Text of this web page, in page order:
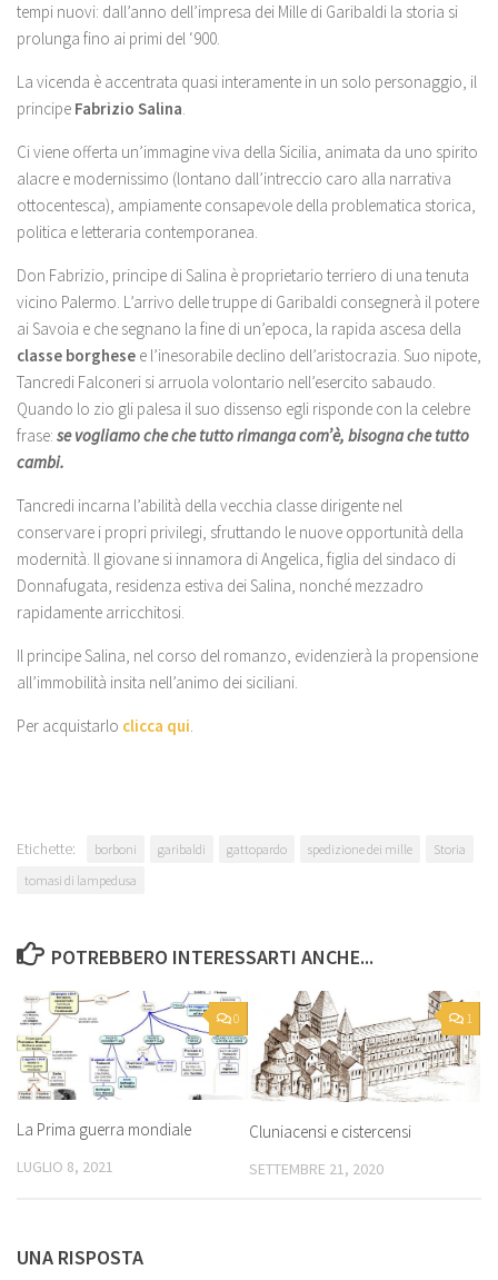
tempi nuovi: dall’anno dell’impresa dei Mille di Garibaldi la storia si
prolunga fino ai primi del ‘900.
La vicenda è accentrata quasi interamente in un solo personaggio, il
principe Fabrizio Salina.
Ci viene offerta un’immagine viva della Sicilia, animata da uno spirito
alacre e modernissimo (lontano dall’intreccio caro alla narrativa
ottocentesca), ampiamente consapevole della problematica storica,
politica e letteraria contemporanea.
Don Fabrizio, principe di Salina è proprietario terriero di una tenuta
vicino Palermo. L’arrivo delle truppe di Garibaldi consegnerà il potere
ai Savoia e che segnano la fine di un’epoca, la rapida ascesa della
classe borghese e l’inesorabile declino dell’aristocrazia. Suo nipote,
Tancredi Falconeri si arruola volontario nell’esercito sabaudo.
Quando lo zio gli palesa il suo dissenso egli risponde con la celebre
frase: se vogliamo che che tutto rimanga com’è, bisogna che tutto
cambi.
Tancredi incarna l’abilità della vecchia classe dirigente nel
conservare i propri privilegi, sfruttando le nuove opportunità della
modernità. Il giovane si innamora di Angelica, figlia del sindaco di
Donnafugata, residenza estiva dei Salina, nonché mezzadro
rapidamente arricchitosi.
Il principe Salina, nel corso del romanzo, evidenzierà la propensione
all’immobilità insita nell’animo dei siciliani.
Per acquistarlo clicca qui.
Etichette: borboni garibaldi gattopardo spedizione dei mille
Storia
tomasi di lampedusa
POTREBBERO INTERESSARTI ANCHE...
0
La Prima guerra mondiale
LUGLIO 8, 2021
1
Cluniacensi e cistercensi
SETTEMBRE 21, 2020
UNA RISPOSTA